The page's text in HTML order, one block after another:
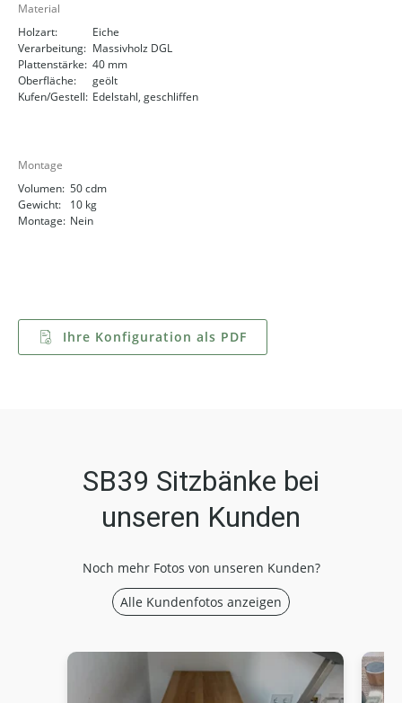
Material
Holzart:
Eiche
Verarbeitung: Massivholz DGL
Plattenstärke: 40 mm
Oberfläche:
geölt
Kufen/Gestell: Edelstahl, geschliffen
Montage
Volumen: 50 cdm
Gewicht:
10 kg
Montage: Nein
Ihre Konfiguration als PDF
SB39 Sitzbänke bei
unseren Kunden
Noch mehr Fotos von unseren Kunden?
Alle Kundenfotos anzeigen